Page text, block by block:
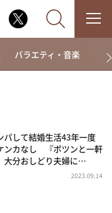
～ やすとものいたっ
バラエティ・音楽 ド
パして結婚生活43年一度
ンカなし 『ポツンと一軒
大分おしどり夫婦に…
2023.09.14